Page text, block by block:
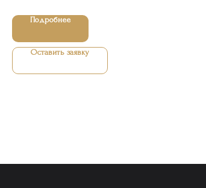
Подробнее
Оставить заявку